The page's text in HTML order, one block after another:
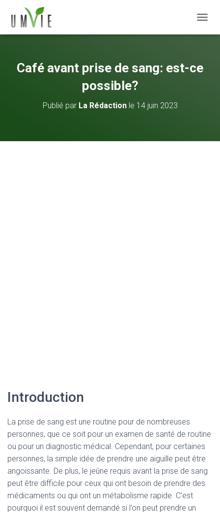
Café avant prise de sang: est-ce
possible?
Publié par La Rédactionle 14 juin 2023
Introduction
La prise de sang est une routine pour de nombreuses
personnes, que ce soit pour un examen de santé de routine
ou pour un diagnostic médical. Cependant, pour certaines
personnes, la simple idée de prendre une aiguille peut être
angoissante. De plus, le jeûne requis avant la prise de sang
peut être difficile pour ceux qui ont besoin de prendre des
médicaments ou qui ont un métabolisme rapide. C’est
pourquoi il est souvent demandé si l’on peut prendre un